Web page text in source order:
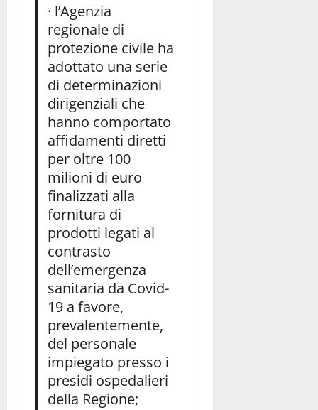
· l’Agenzia
regionale di
protezione civile ha
adottato una serie
di determinazioni
dirigenziali che
hanno comportato
affidamenti diretti
per oltre 100
milioni di euro
finalizzati alla
fornitura di
prodotti legati al
contrasto
dell’emergenza
sanitaria da Covid-
19 a favore,
prevalentemente,
del personale
impiegato presso i
presidi ospedalieri
della Regione;